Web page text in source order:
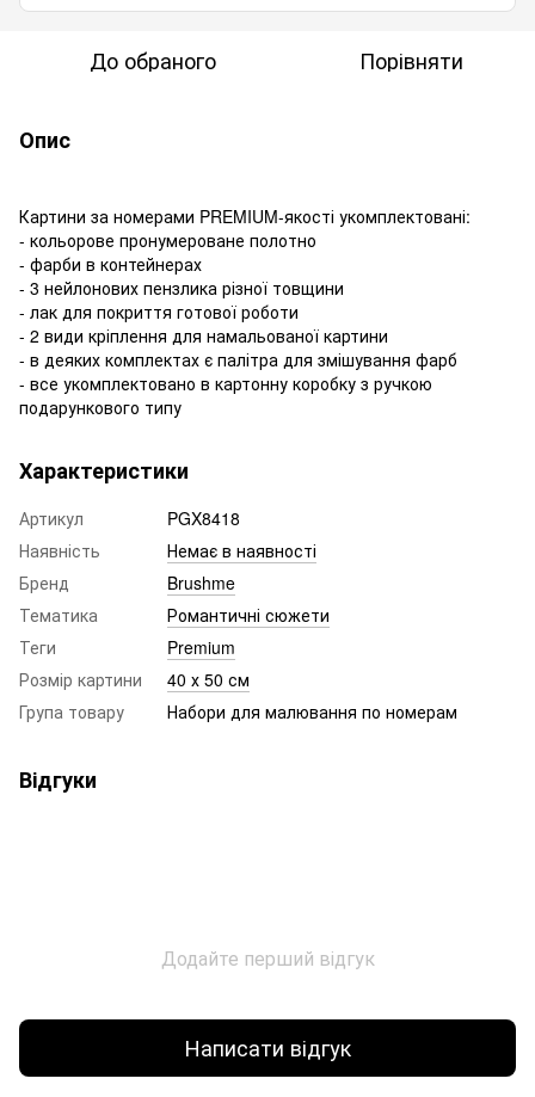
До обраного Порівняти
Опис
Картини за номерами PREMIUM-якості укомплектовані:
- кольорове пронумероване полотно
- фарби в контейнерах
- 3 нейлонових пензлика різної товщини
- лак для покриття готової роботи
- 2 види кріплення для намальованої картини
- в деяких комплектах є палітра для змішування фарб
- все укомплектовано в картонну коробку з ручкою
подарункового типу
Характеристики
Артикул
PGX8418
Наявність
Немає в наявності
Бренд
Brushme
Тематика
Романтичні сюжети
Теги
Premium
Розмір картини
40 х 50 см
Група товару
Набори для малювання по номерам
Відгуки
Додайте перший відгук
Написати відгук